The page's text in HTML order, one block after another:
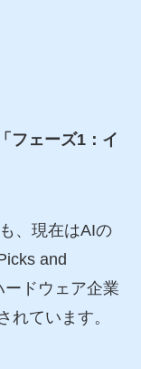
フェーズ1：イ
、現在はAIの
and
ドウェア企業
れています。